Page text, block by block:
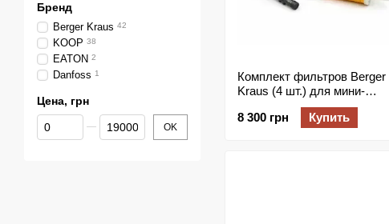
Комплект фильтров Berger
Kraus (4 шт.) для мини-
экскаваторов BK800B,
BK800BS, BK800BSR с
8 300 грн Купить
Бренд
Berger Kraus 42
KOOP 38
EATON 2
Danfoss 1
Цена, грн
От Цена, грн
До Цена, грн OK